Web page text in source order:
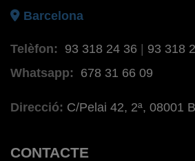
Barcelona
Telèfon: 93 318 24 36
93 318
Whatsapp:
678 31 66 09
Direcció: C/Pelai 42, 2ª, 08001
CONTACTE